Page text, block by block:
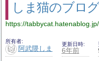
しま猫のブロ
https://tabbycat.hatenablog.jp/
所有者
阿武隈しま
更新日時
6年前